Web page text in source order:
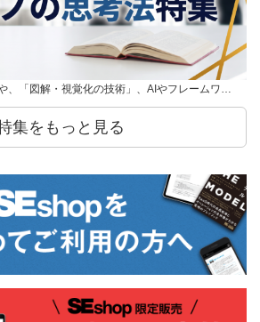
、「図解・視覚化の技術」、AIやフレームワ…
集をもっと見る